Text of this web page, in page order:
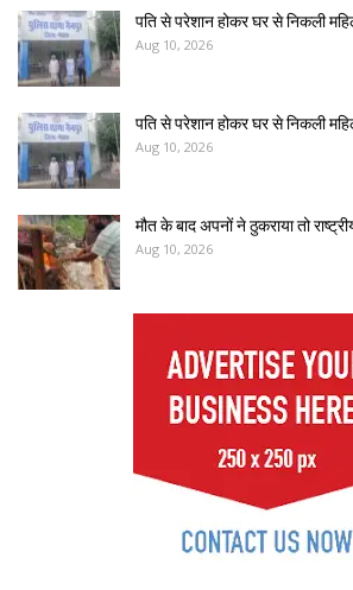
पति से परेशान होकर घर से निकली
Aug 10, 2026
पति से परेशान होकर घर से निकली
Aug 10, 2026
मौत के बाद अपनों ने ठुकराया तो
Aug 10, 2026